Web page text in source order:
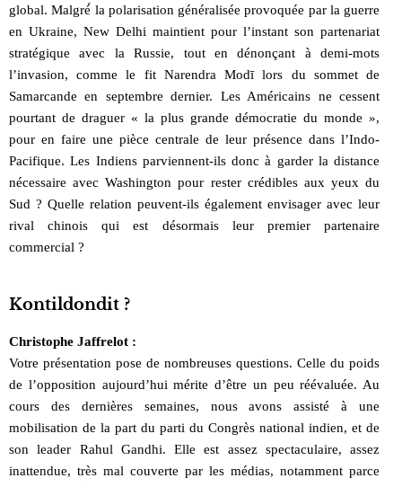
global. Malgré́ la polarisation généralisée provoquée par la guerre
en Ukraine, New Delhi maintient pour l’instant son partenariat
stratégique avec la Russie, tout en dénonçant à demi-mots
l’invasion, comme le fit Narendra Modī lors du sommet de
Samarcande en septembre dernier. Les Américains ne cessent
pourtant de draguer « la plus grande démocratie du monde »,
pour en faire une pièce centrale de leur présence dans l’Indo-
Pacifique. Les Indiens parviennent-ils donc à garder la distance
nécessaire avec Washington pour rester crédibles aux yeux du
Sud ? Quelle relation peuvent-ils également envisager avec leur
rival chinois qui est désormais leur premier partenaire
commercial ?
Kontildondit ?
Christophe Jaffrelot :
Votre présentation pose de nombreuses questions. Celle du poids
de l’opposition aujourd’hui mérite d’être un peu réévaluée. Au
cours des dernières semaines, nous avons assisté à une
mobilisation de la part du parti du Congrès national indien, et de
son leader Rahul Gandhi. Elle est assez spectaculaire, assez
inattendue, très mal couverte par les médias, notamment parce